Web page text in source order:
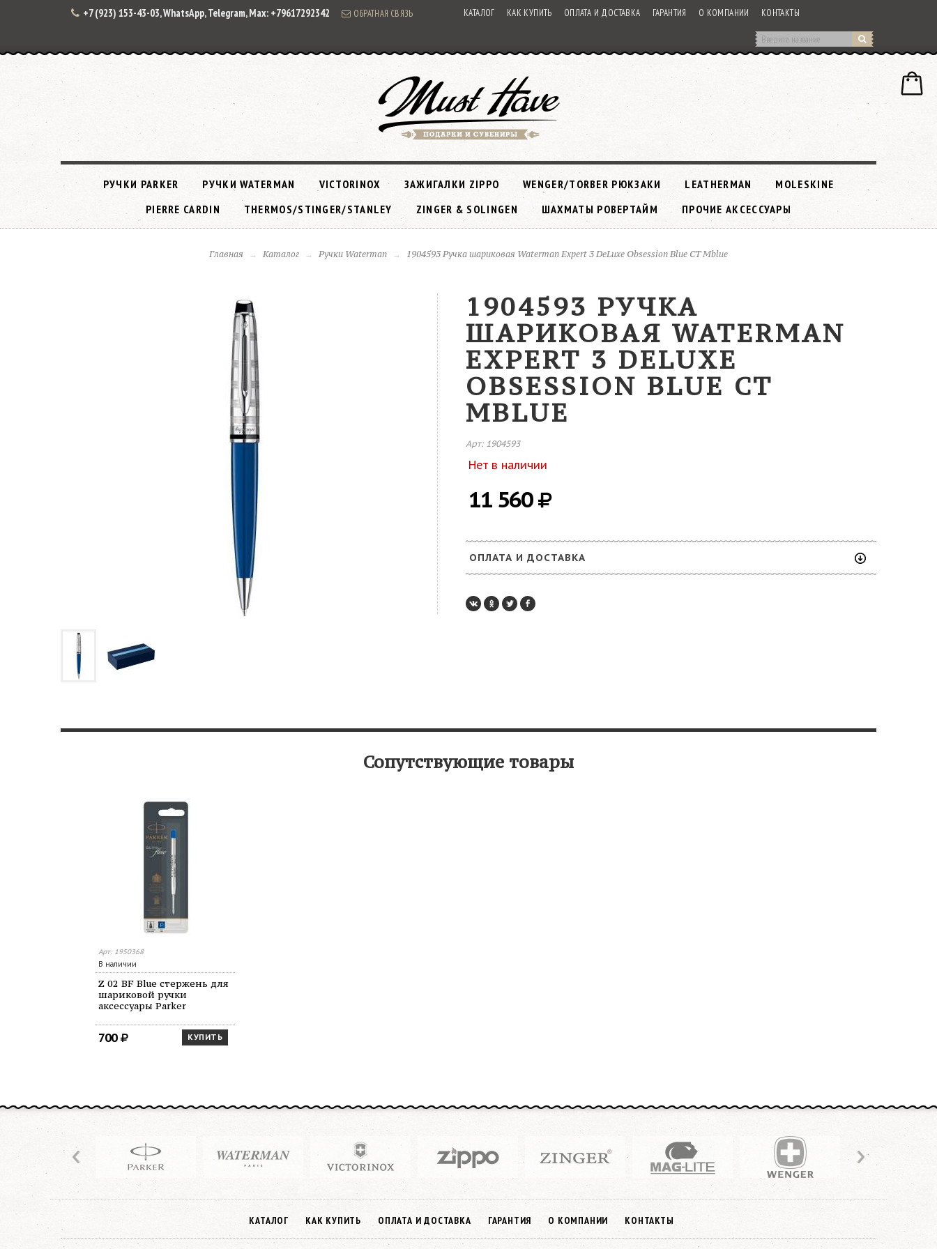
+7 (923) 153-43-03, WhatsApp, Telegram, Max: +79617292342 ОБРАТНАЯ СВЯЗЬ КАТАЛОГ КАК КУПИТЬ ОПЛАТА И ДОСТАВКА ГАРАНТИЯ О КОМПАНИИ КОНТАКТЫ
РУЧКИ PARKER РУЧКИ WATERMAN VICTORINOX ЗАЖИГАЛКИ ZIPPO WENGER/TORBER РЮКЗАКИ LEATHERMAN
MOLESKINE
PIERRE CARDIN
THERMOS/STINGER/STANLEY ZINGER & SOLINGEN ШАХМАТЫ РОВЕРТАЙМ ПРОЧИЕ АКСЕССУАРЫ
Главная Каталог Ручки Waterman 1904593 Ручка шариковая Waterman Expert 3 DeLuxe Obsession Blue CT Mblue
1904593 РУЧКА
ШАРИКОВАЯ WATERMAN
EXPERT 3 DELUXE
OBSESSION BLUE CT
MBLUE
Арт: 1904593
Нет в наличии
11 560
ОПЛАТА И ДОСТАВКА
Сопутствующие товары
Арт: 1950368
В наличии
Z 02 BF Blue стержень для
шариковой ручки
аксессуары Parker
700 КУПИТЬ
КАТАЛОГ КАК КУПИТЬ ОПЛАТА И ДОСТАВКА ГАРАНТИЯ О КОМПАНИИ КОНТАКТЫ